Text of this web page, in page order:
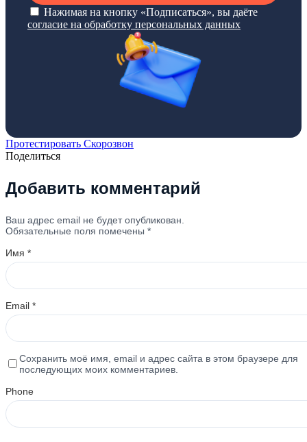
Нажимая на кнопку «Подписаться», вы даёте
согласие на обработку персональных данных
Протестировать Скорозвон
Поделиться
Добавить комментарий
Ваш адрес email не будет опубликован.
Обязательные поля помечены *
Имя *
Email *
Сохранить моё имя, email и адрес сайта в этом браузере для
последующих моих комментариев.
Phone